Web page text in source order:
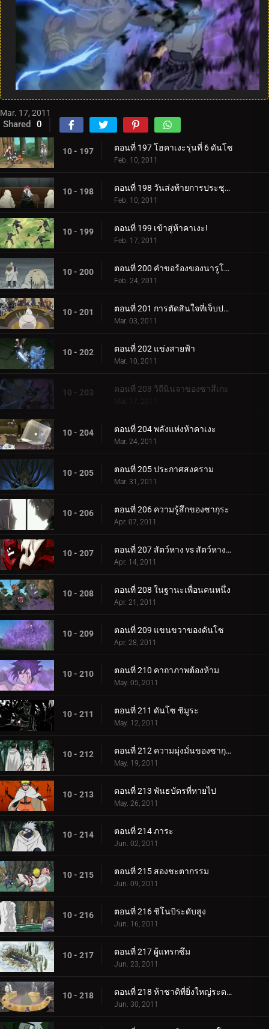
Mar. 17, 2011
Shared 0
10 - 197 ตอนที่ 197 โฮคาเงะรุ่นที่ 6 ดันโซ
Feb. 10, 2011
10 - 198 ตอนที่ 198 วันส่งท้ายการประชุมสุดยอดห้าคาเงะ
Feb. 10, 2011
10 - 199 ตอนที่ 199 เข้าสู่ห้าคาเงะ!
Feb. 17, 2011
10 - 200 ตอนที่ 200 คำขอร้องของนารูโตะ
Feb. 24, 2011
10 - 201 ตอนที่ 201 การตัดสินใจที่เจ็บปวด
Mar. 03, 2011
10 - 202 ตอนที่ 202 แข่งสายฟ้า
Mar. 10, 2011
10 - 203 ตอนที่ 203 วิถีนินจาของซาสึเกะ
Mar. 17, 2011
10 - 204 ตอนที่ 204 พลังแห่งห้าคาเงะ
Mar. 24, 2011
10 - 205 ตอนที่ 205 ประกาศสงคราม
Mar. 31, 2011
10 - 206 ตอนที่ 206 ความรู้สึกของซากุระ
Apr. 07, 2011
10 - 207 ตอนที่ 207 สัตว์หาง vs สัตว์หางไม่มีหาง
Apr. 14, 2011
10 - 208 ตอนที่ 208 ในฐานะเพื่อนคนหนึ่ง
Apr. 21, 2011
10 - 209 ตอนที่ 209 แขนขวาของดันโซ
Apr. 28, 2011
10 - 210 ตอนที่ 210 คาถาภาพต้องห้าม
May. 05, 2011
10 - 211 ตอนที่ 211 ดันโซ ชิมูระ
May. 12, 2011
10 - 212 ตอนที่ 212 ความมุ่งมั่นของซากุระ
May. 19, 2011
10 - 213 ตอนที่ 213 พันธบัตรที่หายไป
May. 26, 2011
10 - 214 ตอนที่ 214 ภาระ
Jun. 02, 2011
10 - 215 ตอนที่ 215 สองชะตากรรม
Jun. 09, 2011
10 - 216 ตอนที่ 216 ชิโนบิระดับสูง
Jun. 16, 2011
10 - 217 ตอนที่ 217 ผู้แทรกซึม
Jun. 23, 2011
10 - 218 ตอนที่ 218 ห้าชาติที่ยิ่งใหญ่ระดมพล
Jun. 30, 2011